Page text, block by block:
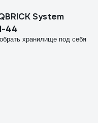
System
44
хранилище под себя